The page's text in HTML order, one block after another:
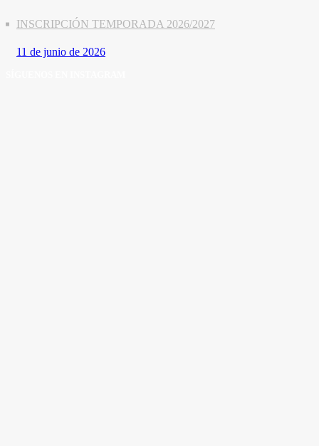
INSCRIPCIÓN TEMPORADA 2026/2027
11 de junio de 2026